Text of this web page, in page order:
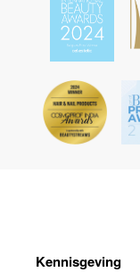
Kennisgeving